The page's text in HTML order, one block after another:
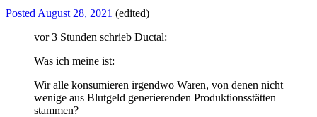
Posted August 28, 2021 (edited)
vor 3 Stunden schrieb Ductal:
Was ich meine ist:
Wir alle konsumieren irgendwo Waren, von denen nicht
wenige aus Blutgeld generierenden Produktionsstätten
stammen?